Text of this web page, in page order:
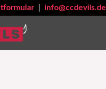
info@ccdevils.de